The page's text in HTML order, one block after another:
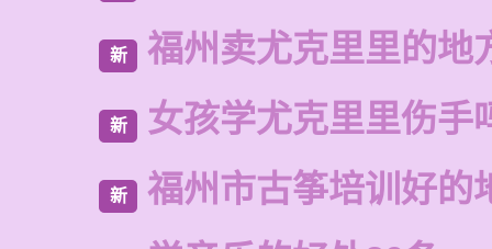
新 福州卖尤克里里的地
新 女孩学尤克里里伤手
新 福州市古筝培训好的